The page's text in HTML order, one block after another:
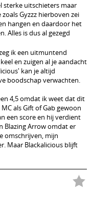
sterke uitschieters maar
Gyzzz hierboven zei
hangen en daardoor het
Alles is dus al gezegd
ik een uitmuntend
en zuigen al je aandacht
kan je altijd
boodschap verwachten.
4,5 omdat ik weet dat dit
als Gift of Gab gewoon
een score en hij verdient
Blazing Arrow omdat er
omschrijven, mijn
Maar Blackalicious blijft